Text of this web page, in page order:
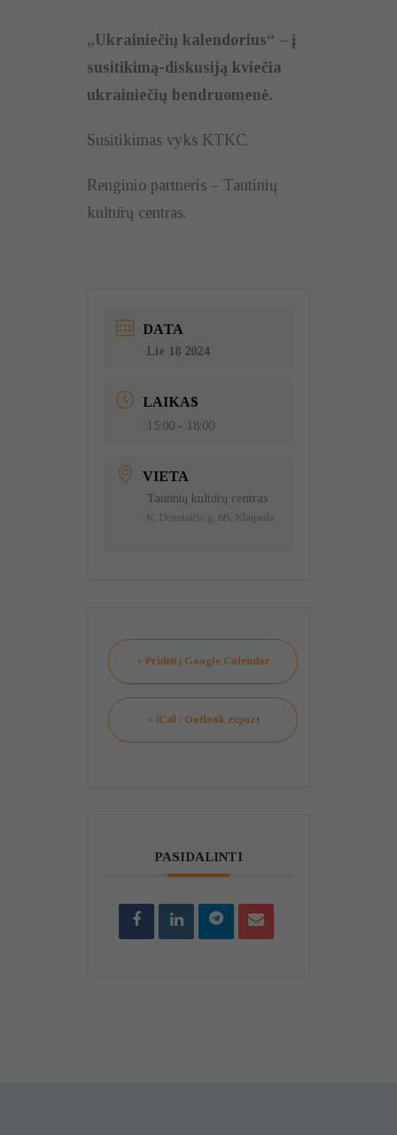
„Ukrainiečių kalendorius“ – į
susitikimą-diskusiją kviečia
ukrainiečių bendruomenė.
Susitikimas vyks KTKC.
Renginio partneris – Tautinių
kultūrų centras.
DATA
Lie 18 2024
LAIKAS
15:00 - 18:00
VIETA
Tautinių kultūrų centras
K. Donelaičio g. 6B, Klaipėda
+ Pridėti į Google Calendar
+ iCal / Outlook export
PASIDALINTI